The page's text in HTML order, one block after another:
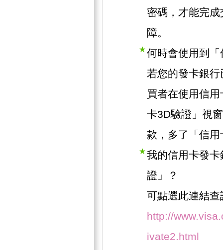
密碼，才能完
障。
何時會使用到
若您的發卡銀
買者在使用信
卡3D驗證」視
款，多了「信
我的信用卡發
證」？
可點選此連結查
http://
ivate2.html